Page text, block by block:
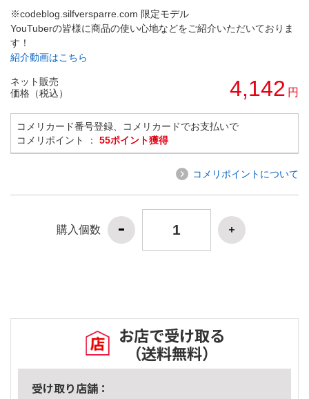
※codeblog.silfversparre.com 限定モデル
YouTuberの皆様に商品の使い心地などをご紹介いただいておりま
す！
紹介動画はこちら
ネット販売
価格（税込）
4,142 円
コメリカード番号登録、コメリカードでお支払いで
コメリポイント ： 55ポイント獲得
コメリポイントについて
購入個数
お店で受け取る
（送料無料）
受け取り店舗：